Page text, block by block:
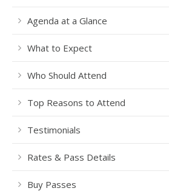
Agenda at a Glance
What to Expect
Who Should Attend
Top Reasons to Attend
Testimonials
Rates & Pass Details
Buy Passes